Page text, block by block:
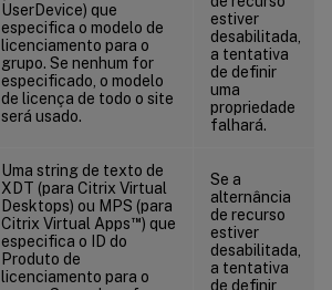
UserDevice) que
especifica o modelo de
licenciamento para o
grupo. Se nenhum for
especificado, o modelo
de licença de todo o site
será usado.
estiver
desabilitada,
a tentativa
de definir
uma
propriedade
falhará.
Uma string de texto de
XDT (para Citrix Virtual
Desktops) ou MPS (para
Citrix Virtual Apps™) que
especifica o ID do
Produto de
licenciamento para o
Se a
alternância
de recurso
estiver
desabilitada,
a tentativa
de definir